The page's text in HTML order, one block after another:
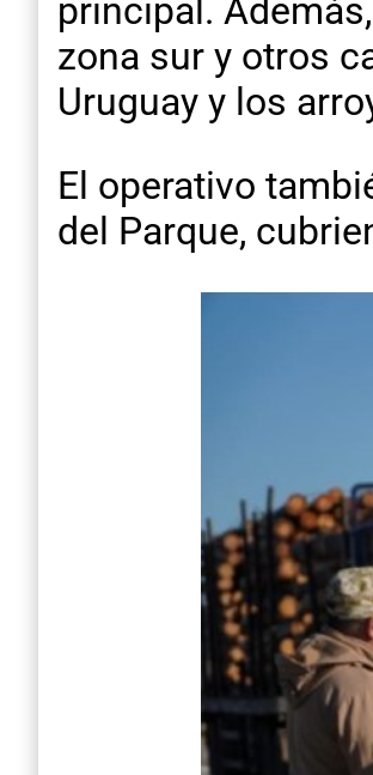
principal.
zona sur y otros
Uruguay y los
El operativo
del Parque,